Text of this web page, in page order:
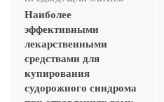
Наиболее
эффективными
лекарственными
средствами для
купирования
судорожного синдрома